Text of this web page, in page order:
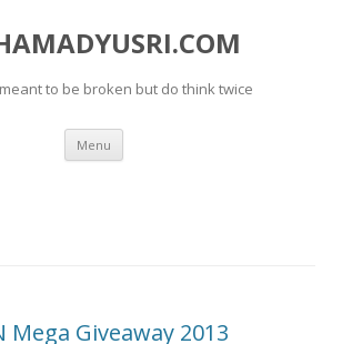
to be broken but do think twice
Menu Skip
content
Mega Giveaway 2013